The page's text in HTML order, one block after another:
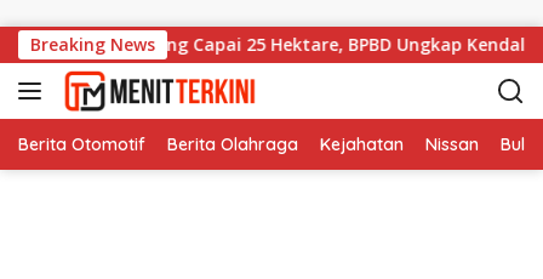
Breaking News
Karhutla Sintang Capai 25 Hektare, BPBD Ungkap Kendala
Berita Otomotif Berita Olahraga Kejahatan Nissan